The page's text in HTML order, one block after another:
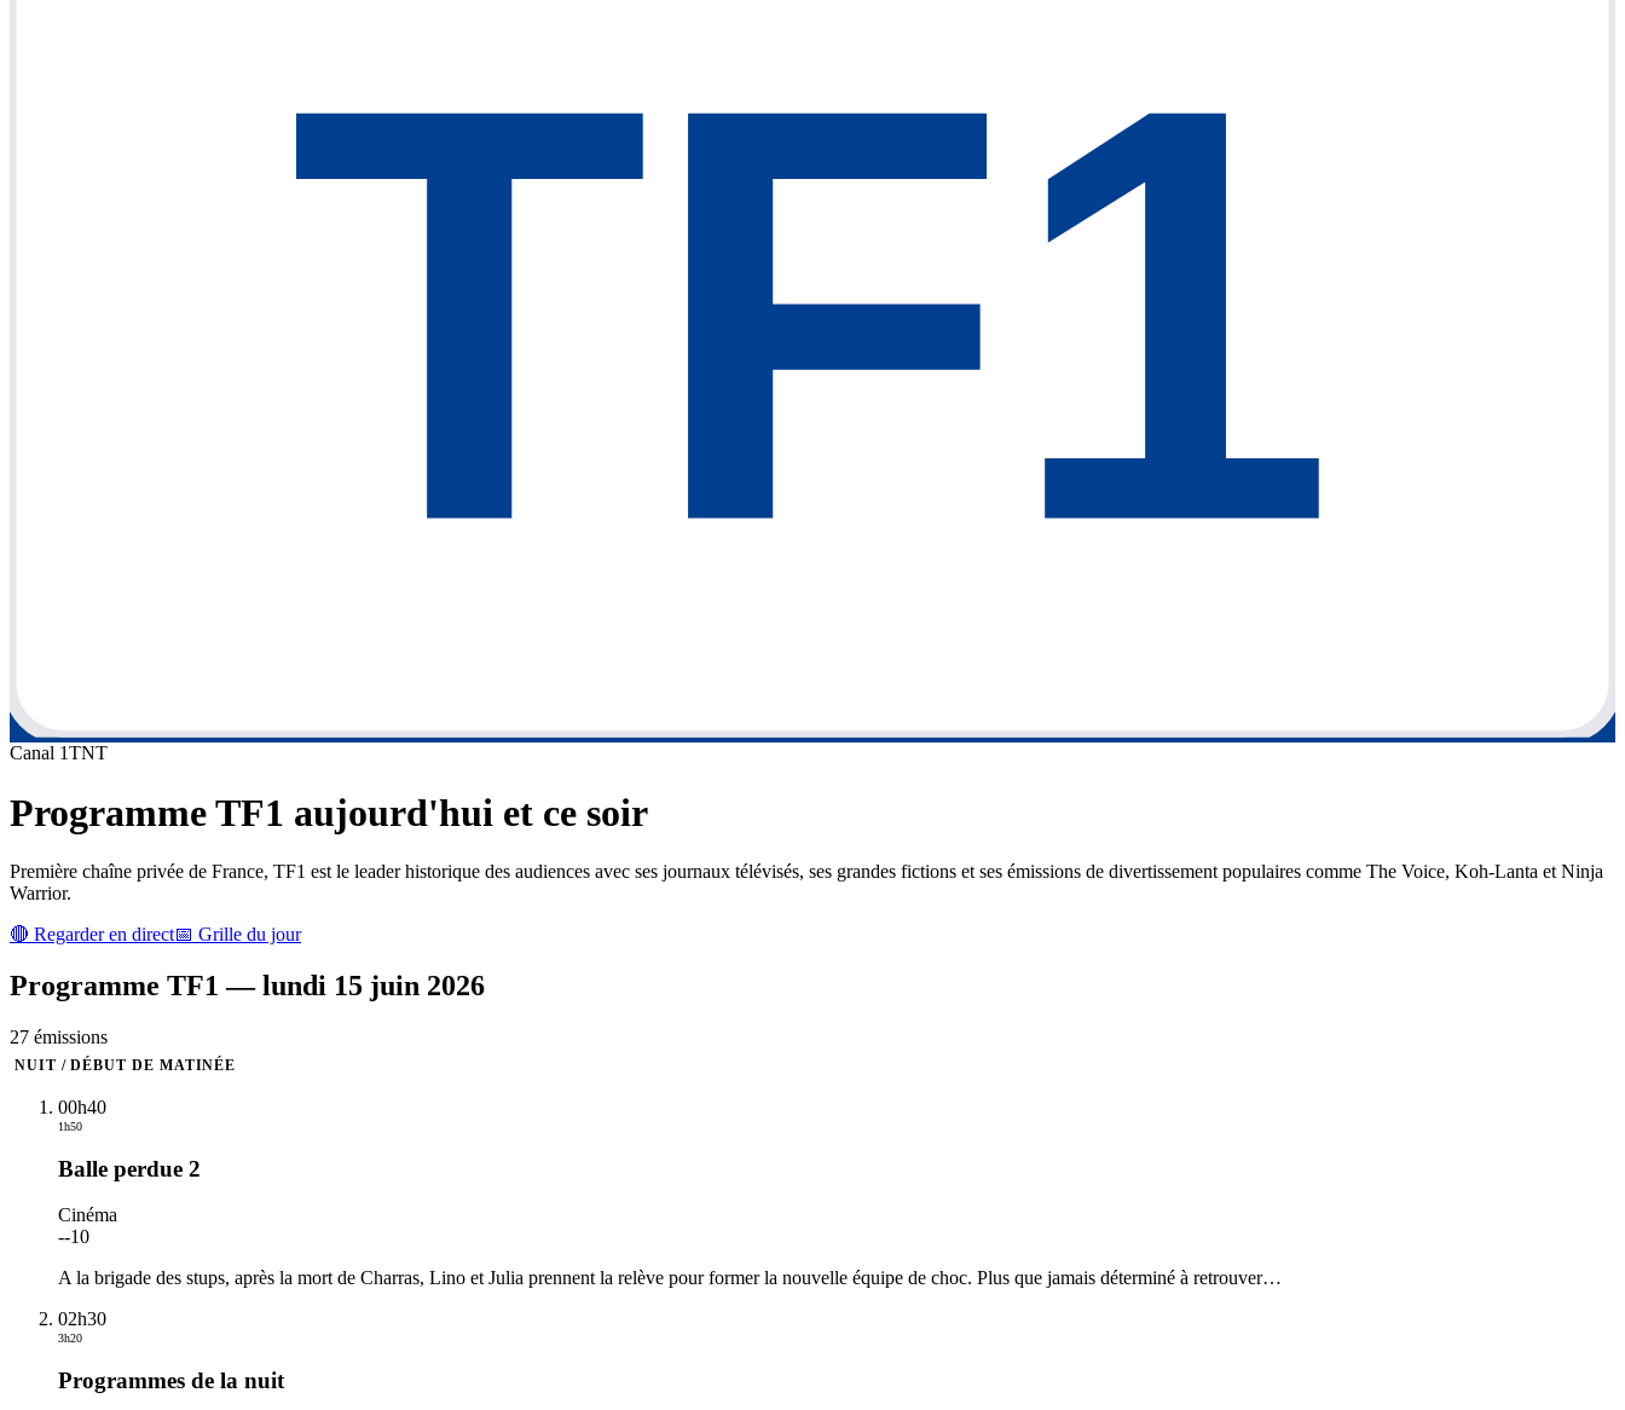
Canal 1TNT
ProgrammeTF1 aujourd'hui et ce soir
Première chaîne privée de France, TF1 est le leader historique des audiences avec ses journaux télévisés, ses grandes fictions et ses émissions de divertissement populaires comme The Voice, Koh-Lanta et Ninja
Warrior.
🔴 Regarder en direct📅 Grille du jour
Programme TF1 —lundi 15 juin 2026
27 émissions
NUIT / DÉBUT DE MATINÉE
00h40
1h50
Balle perdue 2
Cinéma
--10
A la brigade des stups, après la mort de Charras, Lino et Julia prennent la relève pour former la nouvelle équipe de choc. Plus que jamais déterminé à retrouver…
02h30
3h20
Programmes de la nuit